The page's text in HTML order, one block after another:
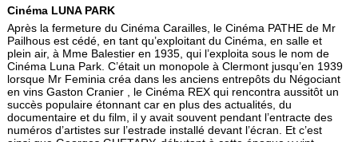
Cinéma LUNA PARK
Après la fermeture du Cinéma Carailles, le Cinéma PATHE de Mr
Pailhous est cédé, en tant qu’exploitant du Cinéma, en salle et
plein air, à Mme Balestier en 1935, qui l’exploita sous le nom de
Cinéma Luna Park. C’était un monopole à Clermont jusqu’en 1939
lorsque Mr Feminia créa dans les anciens entrepôts du Négociant
en vins Gaston Cranier , le Cinéma REX qui rencontra aussitôt un
succès populaire étonnant car en plus des actualités, du
documentaire et du film, il y avait souvent pendant l’entracte des
numéros d’artistes sur l’estrade installé devant l’écran. Et c’est